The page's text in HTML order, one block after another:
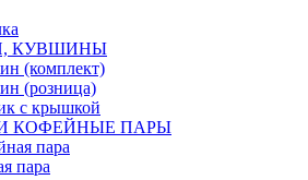
КУВШИНЫ
(комплект)
(розница)
с крышкой
КОФЕЙНЫЕ ПАРЫ
пара
пара